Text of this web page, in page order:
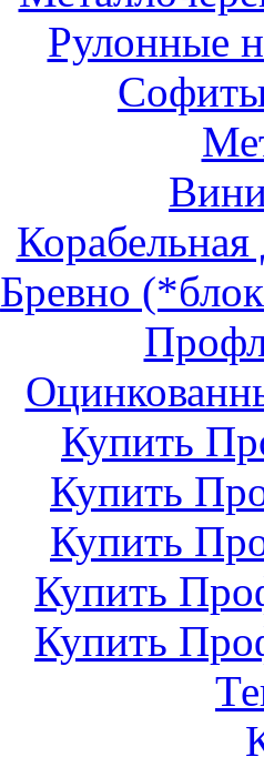
Рулонные
Бревно
Купить
Купить
Купить
Купить
Купить